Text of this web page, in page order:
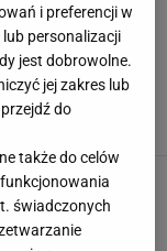
łask. Polacy na
i preferencji w
personalizacji
jest dobrowolne.
jej zakres lub
do
także do celów
świadczonych